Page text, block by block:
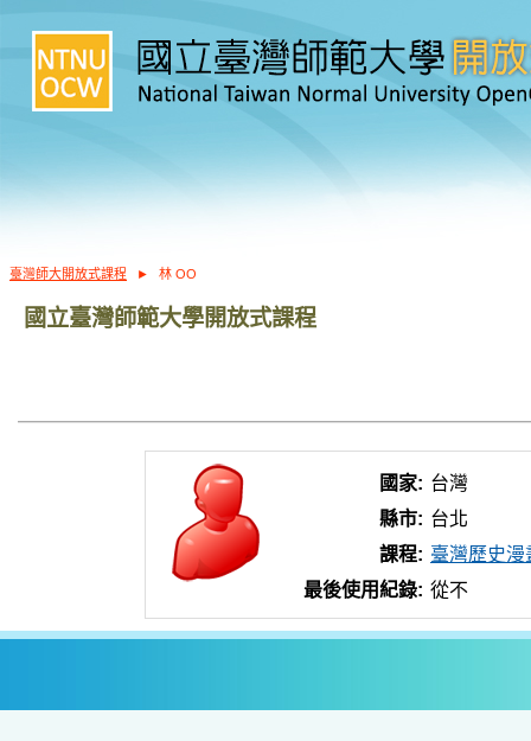
臺灣師大開放式課程 ► 林 OO
國立臺灣師範大學開放式課程
國家: 台灣
縣市: 台北
課程: 臺灣歷史漫
最後使用紀錄: 從不